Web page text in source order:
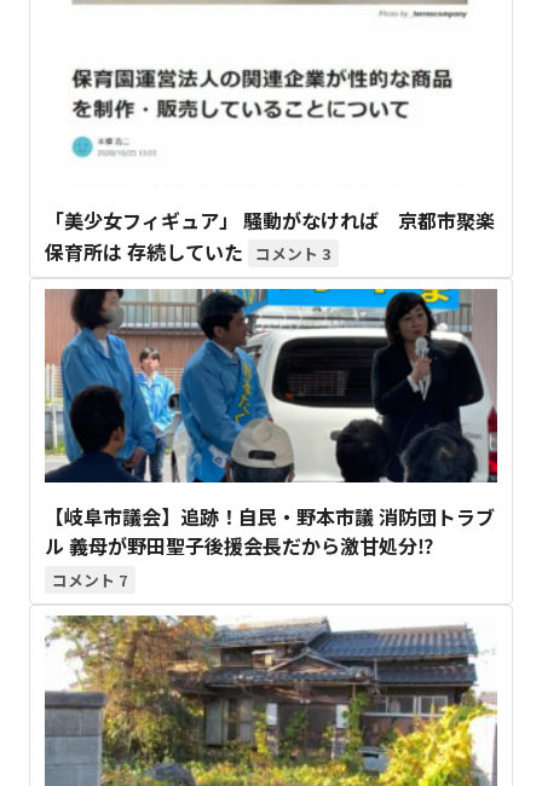
「美少女フィギュア」 騒動がなければ 京都市聚楽
保育所は 存続していた
3
【岐阜市議会】追跡！自民・野本市議 消防団トラブ
ル 義母が野田聖子後援会長だから激甘処分⁉
7